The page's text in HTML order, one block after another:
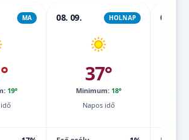
MA
19°
08. 09. HOLNAP
37°
Minimum: 18°
Napos idő
08. 10.